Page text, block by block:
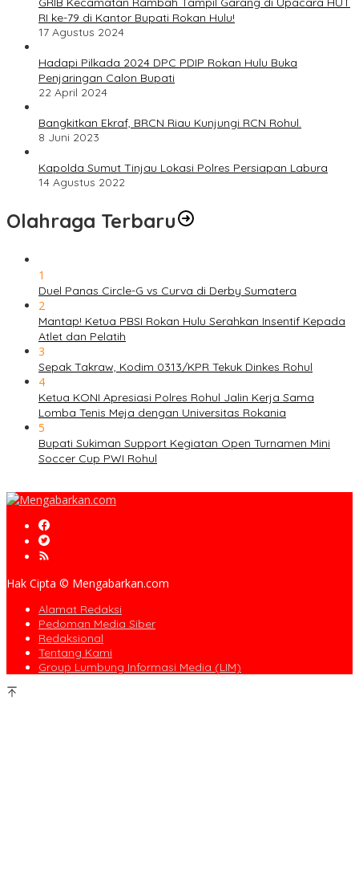
RI ke-79 di Kantor Bupati Rokan Hulu!
17 Agustus 2024
Hadapi Pilkada 2024 DPC PDIP Rokan Hulu Buka
Penjaringan Calon Bupati
22 April 2024
Bangkitkan Ekraf, BRCN Riau Kunjungi RCN Rohul.
8 Juni 2023
Kapolda Sumut Tinjau Lokasi Polres Persiapan Labura
14 Agustus 2022
Olahraga Terbaru
1
Duel Panas Circle-G vs Curva di Derby Sumatera
2
Mantap! Ketua PBSI Rokan Hulu Serahkan Insentif Kepada
Atlet dan Pelatih
3
Sepak Takraw, Kodim 0313/KPR Tekuk Dinkes Rohul
4
Ketua KONI Apresiasi Polres Rohul Jalin Kerja Sama
Lomba Tenis Meja dengan Universitas Rokania
5
Bupati Sukiman Support Kegiatan Open Turnamen Mini
Soccer Cup PWI Rohul
Hak Cipta © Mengabarkan.com
Alamat Redaksi
Pedoman Media Siber
Redaksional
Tentang Kami
Group Lumbung Informasi Media (LIM)